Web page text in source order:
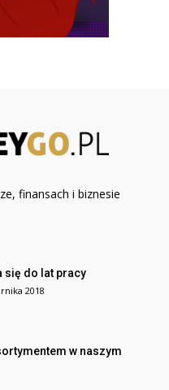
finansach i biznesie
się do lat pracy
2018
w naszym